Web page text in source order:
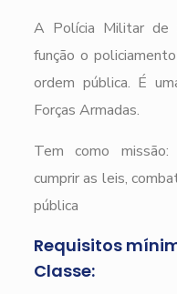
A Polícia Militar de
função o
ordem pública. É
Forças Armadas.
Tem como
cumprir as leis,
pública
Requisitos
Classe: